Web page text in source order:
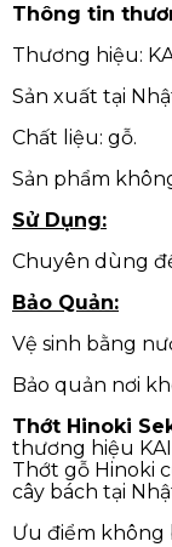
Thông tin
Thương hiệu:
Sản xuất tại
Chất liệu: gỗ.
Sản phẩm
Sử Dụng:
Chuyên dùng
Bảo Quản:
Vệ sinh bằng
Bảo quản nơi
Thớt Hinoki
thương hiệu
Thớt gỗ Hinoki
cây bách tại
Ưu điểm không